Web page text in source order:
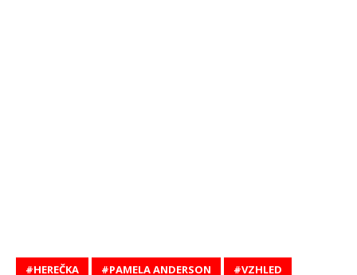
HEREČKA PAMELA ANDERSON
VZHLED